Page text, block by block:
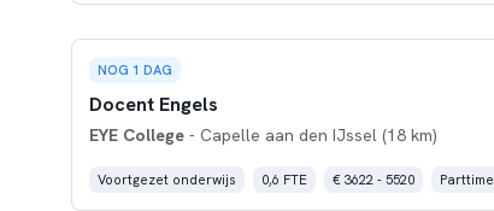
NOG 1 DAG
Docent Engels
EYE College- Capelle aan den IJssel (18 km)
Voortgezet onderwijs 0,6 FTE € 3622 - 5520 Parttime